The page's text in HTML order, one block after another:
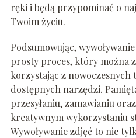
ręki i będą przypominać o
Twoim życiu.
Podsumowując,
prosty proces, który można
korzystając z
dostępnych narzędzi.
przesyłaniu, zamawianiu
kreatywnym wykorzystaniu
Wywoływanie zdjęć to nie